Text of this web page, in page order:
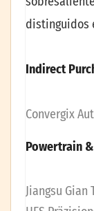
distinguidos
Indirect
Convergix
Powertrain
Jiangsu Gian